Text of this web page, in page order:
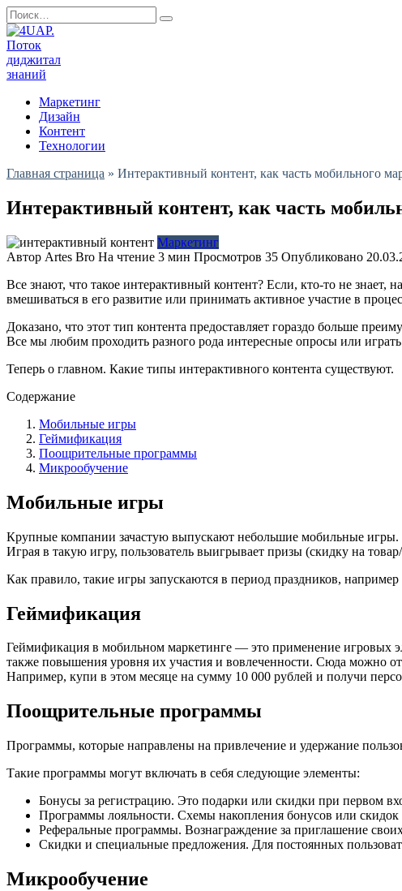
Перейти
к
содержанию
Search
for:
Маркетинг
Дизайн
Контент
Технологии
Главная страница » Интерактивный контент, как часть мобильного
Интерактивный контент, как часть
Маркетинг
Автор Artes Bro На чтение 3 мин Просмотров 35 Опубликовано
Все знают, что такое интерактивный контент? Если, кто-то не
вмешиваться в его развитие или принимать активное участие в
Доказано, что этот тип контента предоставляет гораздо больше
Все мы любим проходить разного рода интересные опросы или
Теперь о главном. Какие типы интерактивного контента существуют.
Содержание
Мобильные игры
Геймификация
Поощрительные программы
Микрообучение
Мобильные игры
Крупные компании зачастую выпускают небольшие мобильные игры.
Играя в такую игру, пользователь выигрывает призы (скидку на
Как правило, такие игры запускаются в период праздников,
Геймификация
Геймификация в мобильном маркетинге — это применение игровых
также повышения уровня их участия и вовлеченности. Сюда можно
Например, купи в этом месяце на сумму 10 000 рублей и получи
Поощрительные программы
Программы, которые направлены на привлечение и удержание
Такие программы могут включать в себя следующие элементы:
Бонусы за регистрацию. Это подарки или скидки при первом
Программы лояльности. Схемы накопления бонусов или
Реферальные программы. Вознаграждение за приглашение
Скидки и специальные предложения. Для постоянных
Микрообучение